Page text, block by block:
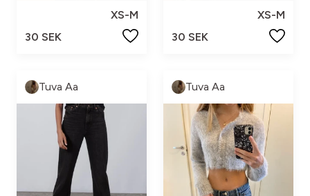
XS-M
30 SEK
XS-M
30 SEK
Tuva Aa Tuva Aa